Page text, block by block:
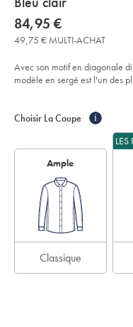
product:
Details
https://www.charlestyrwhitt.com/fr/
winchester-
en-
serg%C3%A9-
repassage-
-
-
now
84,95
€
84,95 €
49,75 € MULTI-ACHAT
Avec son motif en diagonale
modèle en sergé est l'un des
Actions
cart
Choisir La Coupe i
Ample
Classique
LES